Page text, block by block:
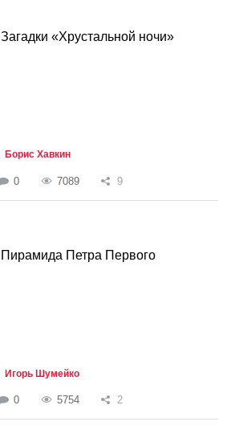
Загадки «Хрустальной ночи»
Борис Хавкин
0 7089 9
Пирамида Петра Первого
Игорь Шумейко
0 5754 2